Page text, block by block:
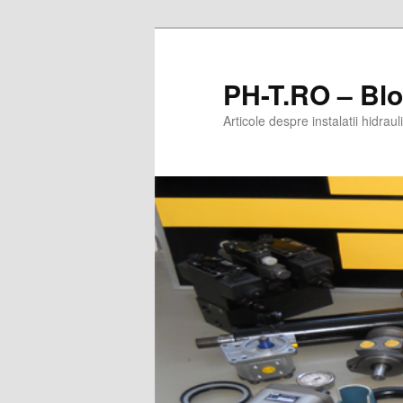
PH-T.RO –
Articole despre instalatii